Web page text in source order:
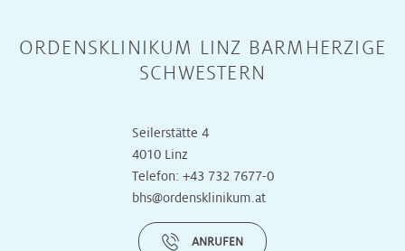
ORDENSKLINIKUM LINZ BARMHERZIGE
SCHWESTERN
Seilerstätte 4
4010 Linz
Telefon: +43 732 7677-0
bhs@ordensklinikum.at
ANRUFEN